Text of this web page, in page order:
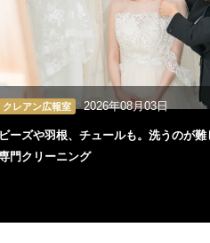
クレアン広報室 2026年08月03日
ビーズや羽根、チュールも。洗うのが
門クリーニング